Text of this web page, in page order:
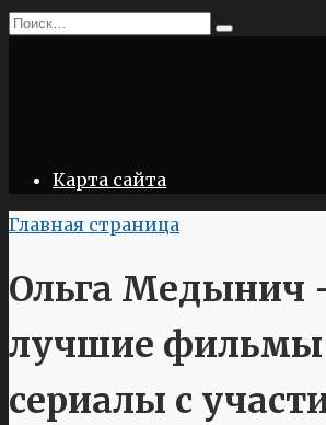
Перейти
Search
Карта сайта
Главная страница
Ольга Медынич
лучшие фильмы
сериалы с